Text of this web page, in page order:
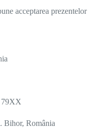
acceptarea prezentelor
79XX
Bihor, România